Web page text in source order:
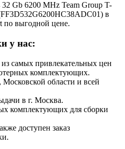
Gb 6200 MHz Team Group T-
в
по выгодной цене.
у нас:
самых привлекательных цен
комплектующих.
области и всей
в г. Москва.
комплектующих для сборки
доступен заказ